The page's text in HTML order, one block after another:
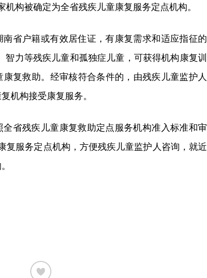
机构被确定为全省残疾儿童康复服务定点机构。
省户籍或有效居住证，有康复需求和适应指征的
智力等残疾儿童和孤独症儿童，可获得机构康复训
复救助。经审核符合条件的，由残疾儿童监护人
机构接受康复服务。
省残疾儿童康复救助定点服务机构准入标准和审
复服务定点机构，方便残疾儿童监护人咨询，就近